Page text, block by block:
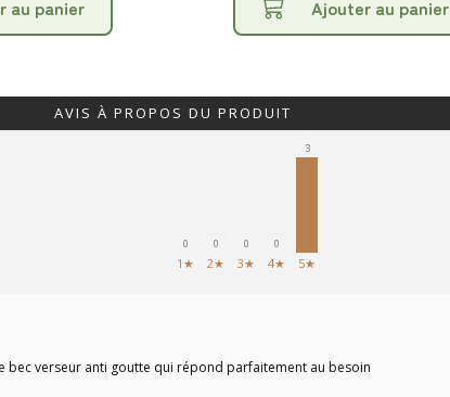
au panier Ajouter au panier
AVIS À PROPOS DU PRODUIT
0
1★
0
2★
0
3★
0
4★
3
5★
verseur anti goutte qui répond parfaitement au besoin